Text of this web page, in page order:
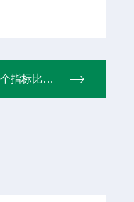
产量更重要